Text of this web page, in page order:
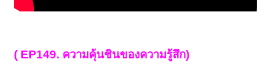
( EP149. ความคุ้นชินของความรู้สึก)